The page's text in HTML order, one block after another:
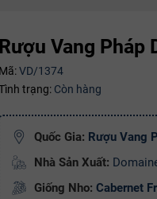
Rượu Vang Pháp
Mã:VD/1374
trạng: Còn hàng
Quốc Gia: Rượu Vang
Nhà Sản Xuất:
Giống Nho: Cabernet